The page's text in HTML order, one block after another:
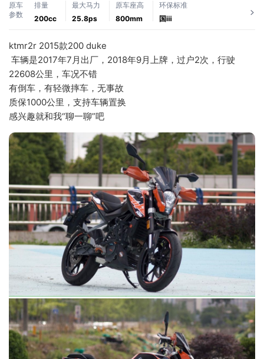
原车
参数
排量
200cc
最大马力
25.8ps
原车座高
800mm
环保标准
国ⅲ
ktmr2r 2015款200 duke
22608公里，车况不错
有倒车，有轻微摔车，无事故
质保1000公里，支持车辆置换
感兴趣就和我“聊一聊”吧